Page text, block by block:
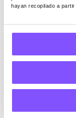
hayan recopilado a
confiable de
comercio
inteligente
ejemplo,
te permiten
invertir
venta de